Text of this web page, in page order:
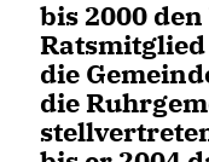
bis 2000
Ratsmitglied
die
die